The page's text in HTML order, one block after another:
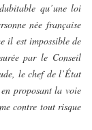
qu’une loi
née française
il est impossible de
par le Conseil
le chef de l’État
proposant la voie
contre tout risque